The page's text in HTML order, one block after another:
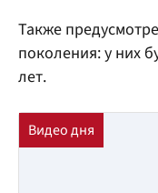
Также
поколения: у них
лет.